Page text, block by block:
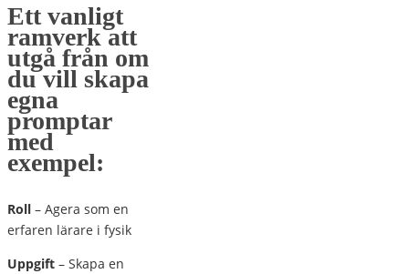
Ett vanligt
ramverk att
utgå från om
du vill skapa
egna
promptar
med
exempel:
Roll – Agera som en
erfaren lärare i fysik
Uppgift – Skapa en